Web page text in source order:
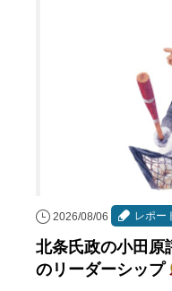
2026/08/06 レポー
北条氏政の小田原
のリーダーシップ